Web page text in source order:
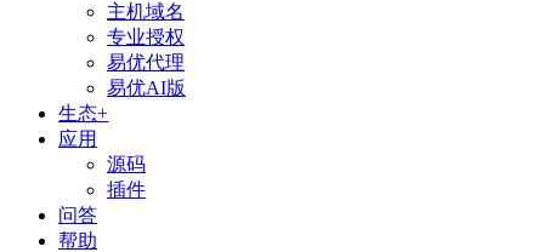
主机域名
专业授权
易优代理
易优AI版
生态+
应用
源码
插件
问答
帮助